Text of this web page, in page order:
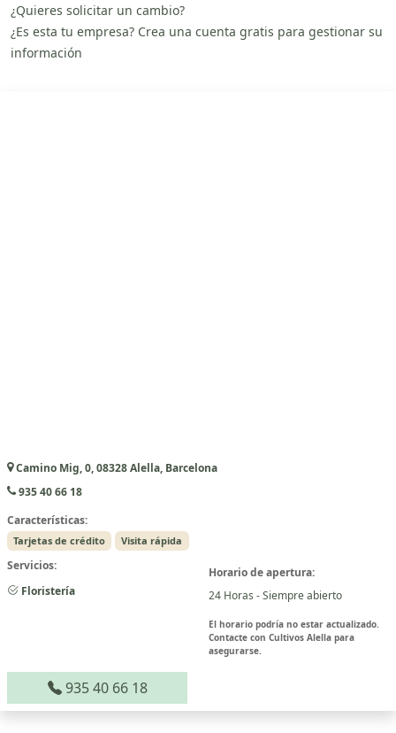
¿Quieres solicitar un cambio?
¿Es esta tu empresa? Crea una cuenta gratis para gestionar su
información
Camino Mig, 0, 08328 Alella, Barcelona
935 40 66 18
Características:
Tarjetas de crédito Visita rápida
Servicios:
Floristería
Horario de apertura:
24 Horas - Siempre abierto
El horario podría no estar actualizado.
Contacte con Cultivos Alella para
asegurarse.
935 40 66 18